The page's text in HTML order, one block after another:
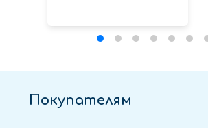
Покупателям